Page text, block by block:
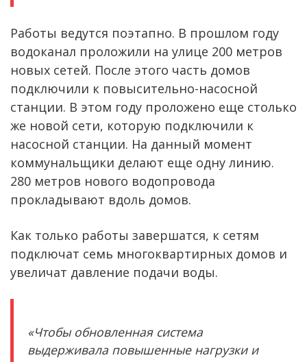
Работы ведутся поэтапно. В прошлом году
водоканал проложили на улице 200 метров
новых сетей. После этого часть домов
подключили к повысительно-насосной
станции. В этом году проложено еще столько
же новой сети, которую подключили к
насосной станции. На данный момент
коммунальщики делают еще одну линию.
280 метров нового водопровода
прокладывают вдоль домов.
Как только работы завершатся, к сетям
подключат семь многоквартирных домов и
увеличат давление подачи воды.
«Чтобы обновленная система
выдерживала повышенные нагрузки и